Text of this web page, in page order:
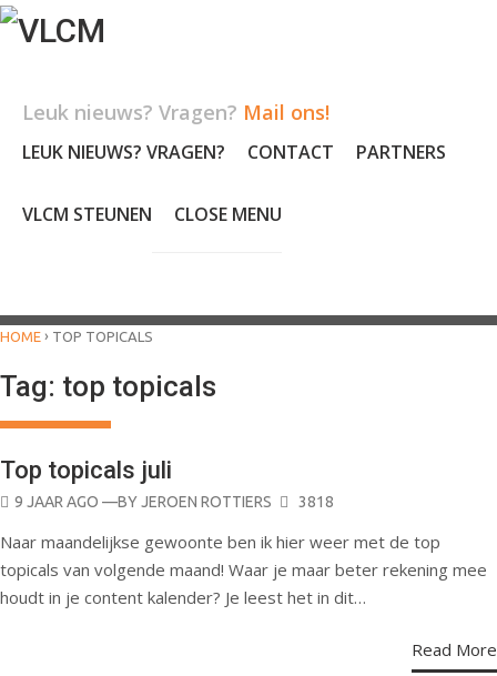
Skip
Leuk nieuws? Vragen? Mail ons!
LEUK NIEUWS? VRAGEN? CONTACT PARTNERS
VLCM STEUNEN CLOSE MENU
HOME › TOP TOPICALS
Tag: top topicals
BLOG
Top topicals juli
POSTED
9 JAAR AGO —BYJEROEN ROTTIERS 3818
Naar maandelijkse gewoonte ben ik hier weer met de top
topicals van volgende maand! Waar je maar beter rekening mee
houdt in je content kalender? Je leest het in dit…
Read More